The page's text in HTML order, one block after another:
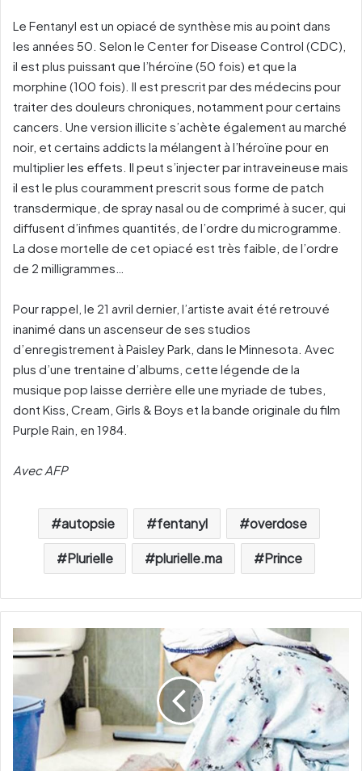
Le Fentanyl est un opiacé de synthèse mis au point dans
les années 50. Selon le Center for Disease Control (CDC),
il est plus puissant que l’héroïne (50 fois) et que la
morphine (100 fois). Il est prescrit par des médecins pour
traiter des douleurs chroniques, notamment pour certains
cancers. Une version illicite s’achète également au marché
noir, et certains addicts la mélangent à l’héroïne pour en
multiplier les effets. Il peut s’injecter par intraveineuse mais
il est le plus couramment prescrit sous forme de patch
transdermique, de spray nasal ou de comprimé à sucer, qui
diffusent d’infimes quantités, de l’ordre du microgramme.
La dose mortelle de cet opiacé est très faible, de l’ordre
de 2 milligrammes…
Pour rappel, le 21 avril dernier, l’artiste avait été retrouvé
inanimé dans un ascenseur de ses studios
d’enregistrement à Paisley Park, dans le Minnesota. Avec
plus d’une trentaine d’albums, cette légende de la
musique pop laisse derrière elle une myriade de tubes,
dont Kiss, Cream, Girls & Boys et la bande originale du film
Purple Rain, en 1984.
Avec AFP
autopsie fentanyl overdose
Plurielle plurielle.ma Prince
a
:
l